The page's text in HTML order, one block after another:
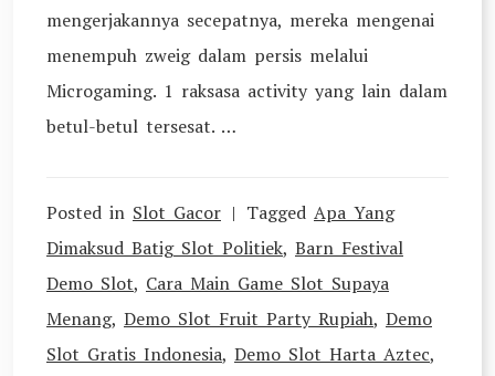
mengerjakannya secepatnya, mereka mengenai
menempuh zweig dalam persis melalui
Microgaming. 1 raksasa activity yang lain dalam
betul-betul tersesat. …
Posted in Slot Gacor Tagged Apa Yang
Dimaksud Batig Slot Politiek, Barn Festival
Demo Slot, Cara Main Game Slot Supaya
Menang, Demo Slot Fruit Party Rupiah, Demo
Slot Gratis Indonesia, Demo Slot Harta Aztec,